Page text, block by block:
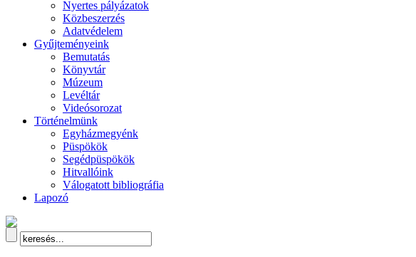
Nyertes pályázatok
Közbeszerzés
Adatvédelem
Gyűjteményeink
Bemutatás
Könyvtár
Múzeum
Levéltár
Videósorozat
Történelmünk
Egyházmegyénk
Püspökök
Segédpüspökök
Hitvallóink
Válogatott bibliográfia
Lapozó